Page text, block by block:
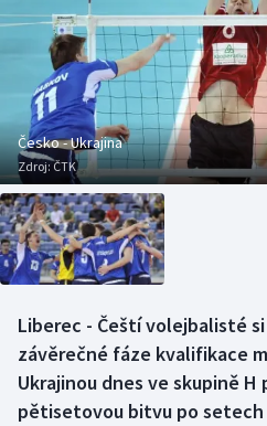
DALŠÍ SPORTY
Americký fotbal
Baseball a softbal
Basketbal
Biatlon
Boby a skeleton
Box
Curling
NEPŘEHLÉDNĚTE
Soutěže
Historické návraty
Aplikace ČT sport
AZ kvíz
Česko - Ukrajina
Zdroj:ČTK
Liberec - Čeští volejbalisté
závěrečné fáze kvalifikace
Ukrajinou dnes ve skupině
pětisetovou bitvu po setech